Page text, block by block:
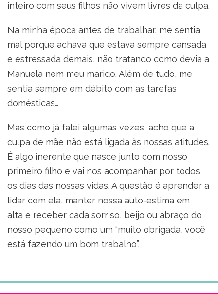
inteiro com seus filhos não vivem livres da culpa.
Na minha época antes de trabalhar, me sentia
mal porque achava que estava sempre cansada
e estressada demais, não tratando como devia a
Manuela nem meu marido. Além de tudo, me
sentia sempre em débito com as tarefas
domésticas…
Mas como já falei algumas vezes, acho que a
culpa de mãe não está ligada às nossas atitudes.
É algo inerente que nasce junto com nosso
primeiro filho e vai nos acompanhar por todos
os dias das nossas vidas. A questão é aprender a
lidar com ela, manter nossa auto-estima em
alta e receber cada sorriso, beijo ou abraço do
nosso pequeno como um “muito obrigada, você
está fazendo um bom trabalho”.